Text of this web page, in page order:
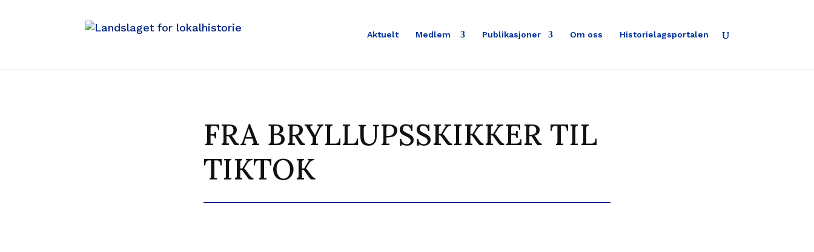
Aktuelt Medlem Publikasjoner Om oss Historielagsportalen
FRA BRYLLUPSSKIKKER TIL
TIKTOK